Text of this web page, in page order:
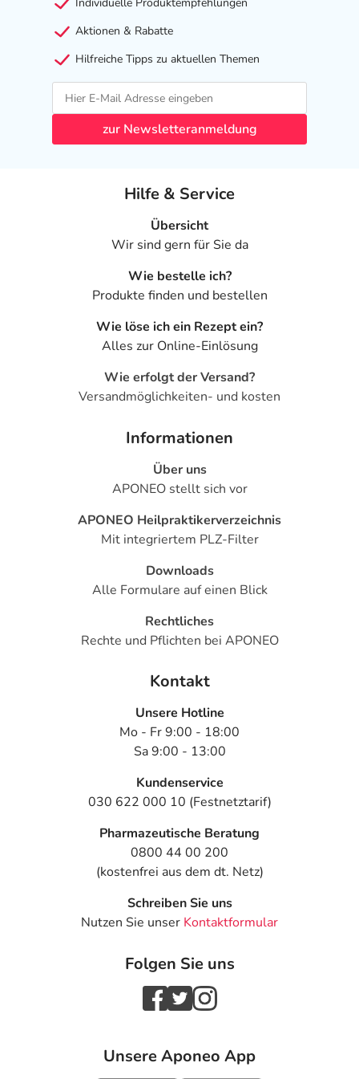
Angaben gem. EU-Produktsicherheitsverordnung (GPSR)
PDF des Beipackzettelskönnen Sie sich oben
herunterladen.
Aktionen & Rabatte
Hilfreiche Tipps zu aktuellen Themen
zur Newsletteranmeldung
Hilfe & Service
Übersicht
Wir sind gern für Sie da
Wie bestelle ich?
Produkte finden und bestellen
Wie löse ich ein Rezept ein?
Alles zur Online-Einlösung
Wie erfolgt der Versand?
Versandmöglichkeiten- und kosten
Informationen
Über uns
APONEO stellt sich vor
APONEO Heilpraktikerverzeichnis
Mit integriertem PLZ-Filter
Downloads
Alle Formulare auf einen Blick
Rechtliches
Rechte und Pflichten bei APONEO
Kontakt
Unsere Hotline
Mo - Fr 9:00 - 18:00
Sa 9:00 - 13:00
Kundenservice
030 622 000 10 (Festnetztarif)
Pharmazeutische Beratung
0800 44 00 200
(kostenfrei aus dem dt. Netz)
Schreiben Sie uns
Nutzen Sie unser Kontaktformular
Folgen Sie uns
Unsere Aponeo App